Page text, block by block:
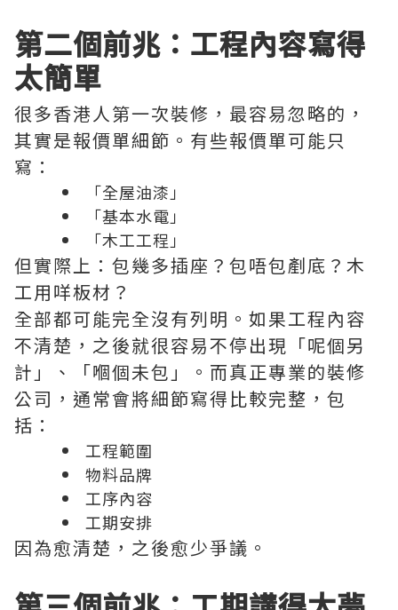
第二個前兆：工程內容寫得
太簡單
很多香港人第一次裝修，最容易忽略的，
其實是報價單細節。有些報價單可能只
寫：
「全屋油漆」
「基本水電」
「木工工程」
但實際上：包幾多插座？包唔包剷底？木
工用咩板材？
全部都可能完全沒有列明。如果工程內容
不清楚，之後就很容易不停出現「呢個另
計」、「嗰個未包」。而真正專業的裝修
公司，通常會將細節寫得比較完整，包
括：
工程範圍
物料品牌
工序內容
工期安排
因為愈清楚，之後愈少爭議。